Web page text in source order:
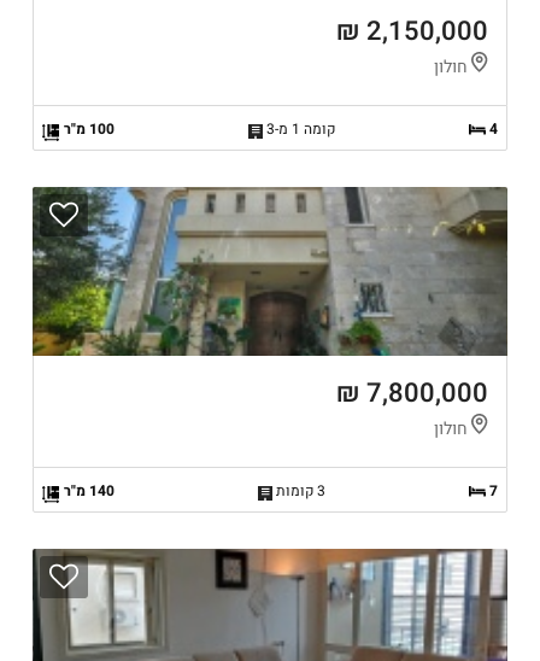
2,150,000 ₪
חולון
4 קומה 1 מ-3 100 מ"ר
7,800,000 ₪
חולון
7 3 קומות 140 מ"ר